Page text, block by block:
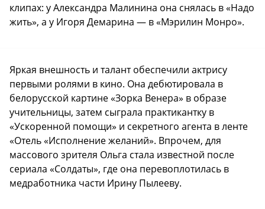
клипах: у Александра Малинина она снялась в «Надо
жить», а у Игоря Демарина — в «Мэрилин Монро».
Яркая внешность и талант обеспечили актрису
первыми ролями в кино. Она дебютировала в
белорусской картине «Зорка Венера» в образе
учительницы, затем сыграла практикантку в
«Ускоренной помощи» и секретного агента в ленте
«Отель «Исполнение желаний». Впрочем, для
массового зрителя Ольга стала известной после
сериала «Солдаты», где она перевоплотилась в
медработника части Ирину Пылееву.